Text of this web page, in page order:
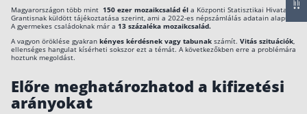
Balesetbiztosítás
Csoportos életbiztosítás
feltétlenül kell hivatalosan rokonoknak lennetek.
A vitás kérdések elkerülhetők, ha pontosan
megadod a személyek nevét és az arányokat.
Magyarországon több mint 150 ezer mozaikcsalád él a Központi Statisztikai Hivatal
Grantisnak küldött tájékoztatása szerint, ami a 2022-es népszámlálás adatain alapul.
A gyermekes családoknak már a 13 százaléka mozaikcsalád.
A vagyon öröklése gyakran kényes kérdésnek vagy tabunak számít. Vitás szituációk,
ellenséges hangulat kísérheti sokszor ezt a témát. A következőkben erre a problémára
hoztunk megoldást.
Előre meghatározhatod a kifizetési
arányokat